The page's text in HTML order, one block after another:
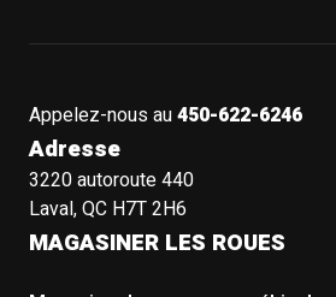
Appelez-nous au450-622-6246
Adresse
3220 autoroute 440
Laval, QC H7T 2H6
MAGASINER LES ROUES